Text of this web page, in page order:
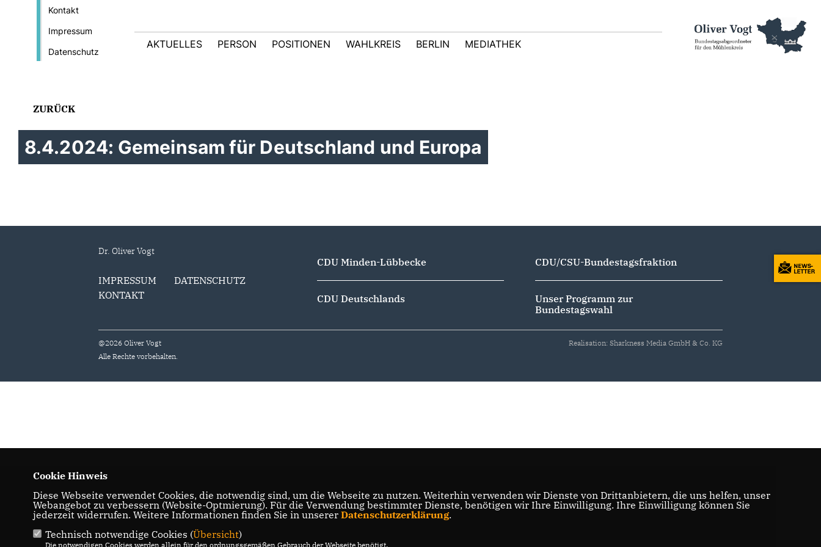
Kontakt
Impressum
Datenschutz
AKTUELLES PERSON POSITIONEN WAHLKREIS BERLIN MEDIATHEK
ZURÜCK
8.4.2024: Gemeinsam für Deutschland und Europa
Dr. Oliver Vogt
IMPRESSUM
DATENSCHUTZ
KONTAKT
CDU Minden-Lübbecke
CDU Deutschlands
CDU/CSU-Bundestagsfraktion
Unser Programm zur
Bundestagswahl
@2026 Oliver Vogt
Alle Rechte vorbehalten.
Realisation: Sharkness Media GmbH & Co. KG
Cookie Hinweis
Diese Webseite verwendet Cookies, die notwendig sind, um die Webseite zu nutzen. Weiterhin verwenden wir Dienste von Drittanbietern, die uns helfen, unser
Webangebot zu verbessern (Website-Optmierung). Für die Verwendung bestimmter Dienste, benötigen wir Ihre Einwilligung. Ihre Einwilligung können Sie
jederzeit widerrufen. Weitere Informationen finden Sie in unserer Datenschutzerklärung.
Technisch notwendige Cookies (Übersicht)
Die notwendigen Cookies werden allein für den ordnungsgemäßen Gebrauch der Webseite benötigt.